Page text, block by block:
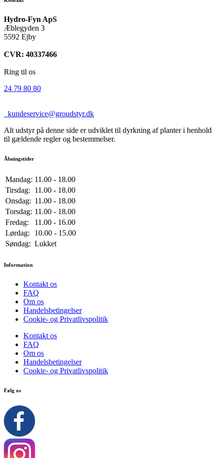
Hydro-Fyn ApS
Æblegyden 3
5592 Ejby
CVR: 40337466
Ring til os
24 79 80 80
kundeservice@groudstyr.dk
Alt udstyr på denne side er udviklet til dyrkning af planter i henhold
til gældende regler og bestemmelser.
Åbningstider
Mandag: 11.00 - 18.00
Tirsdag:
11.00 - 18.00
Onsdag: 11.00 - 18.00
Torsdag: 11.00 - 18.00
Fredag:
11.00 - 16.00
Lørdag:
10.00 - 15.00
Søndag: Lukket
Information
Kontakt os
FAQ
Om os
Handelsbetingelser
Cookie- og Privatlivspolitik
Kontakt os
FAQ
Om os
Handelsbetingelser
Cookie- og Privatlivspolitik
Følg os